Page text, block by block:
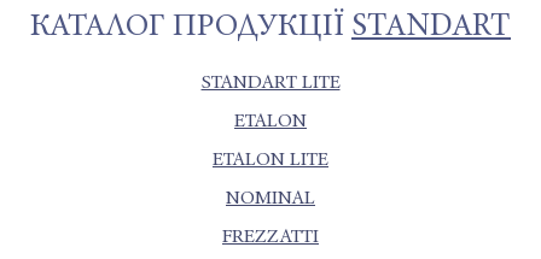
КАТАЛОГ ПРОДУКЦІЇSTANDART
STANDART LITE
ETALON
ETALON LITE
NOMINAL
FREZZATTI